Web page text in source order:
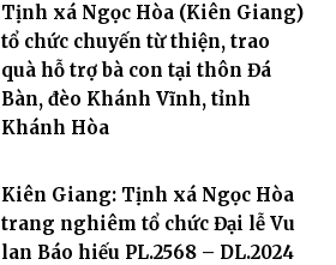
Tịnh xá Ngọc Hòa (Kiên Giang)
tổ chức chuyến từ thiện, trao
quà hỗ trợ bà con tại thôn Đá
Bàn, đèo Khánh Vĩnh, tỉnh
Khánh Hòa
Kiên Giang: Tịnh xá Ngọc Hòa
trang nghiêm tổ chức Đại lễ Vu
lan Báo hiếu PL.2568 – DL.2024